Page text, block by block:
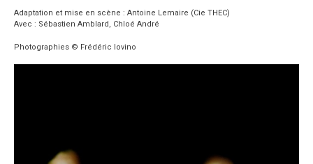
Adaptation et mise en scène : Antoine Lemaire (Cie THEC)
Avec : Sébastien Amblard, Chloé André
Photographies © Frédéric Iovino